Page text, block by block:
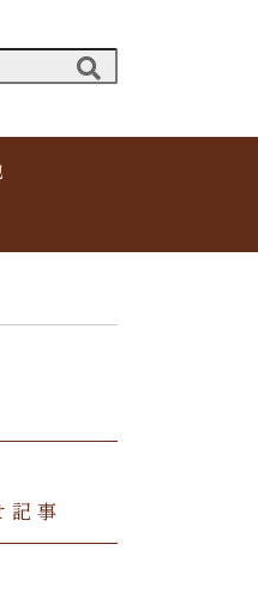
記事